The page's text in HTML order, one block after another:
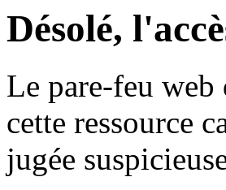
Désolé,
Le pare-feu web
cette ressource
jugée